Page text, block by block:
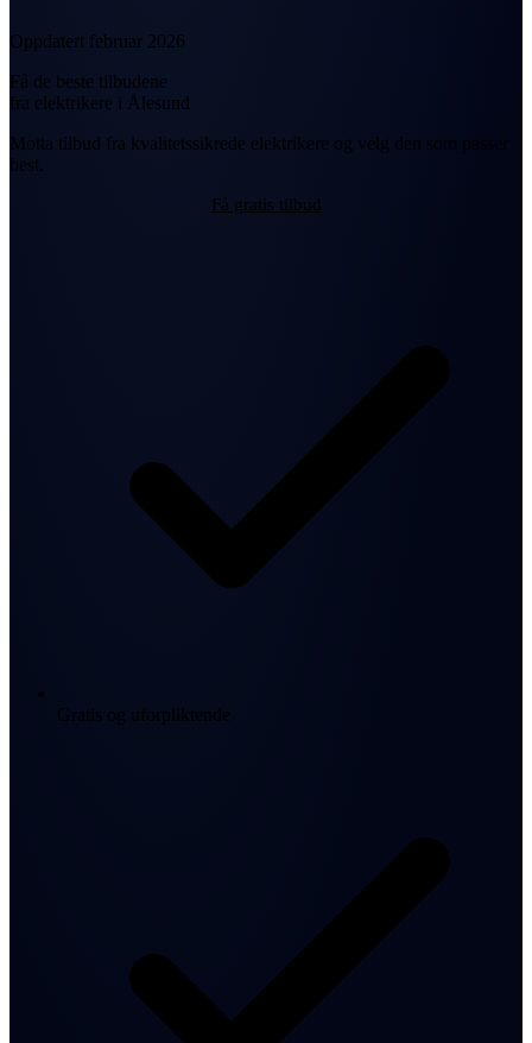
Oppdatert februar 2026
Få de beste tilbudene
fra elektrikere i Ålesund
Motta tilbud fra kvalitetssikrede elektrikere og velg den som passer
best.
Få gratis tilbud
Gratis og uforpliktende